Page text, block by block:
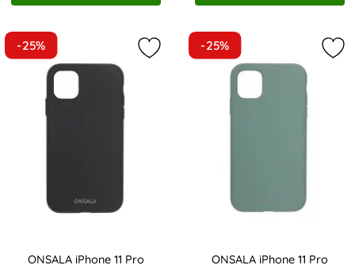
-25%
ONSALA iPhone 11 Pro
Markera oNSALA iPhone 11 Pro
-25%
ONSALA iPhone 11 Pro